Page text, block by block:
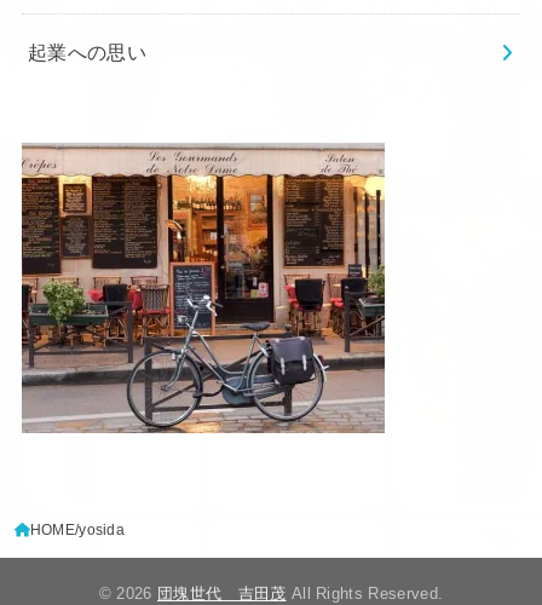
起業への思い
HOME yosida
© 2026 団塊世代 吉田茂 All Rights Reserved.